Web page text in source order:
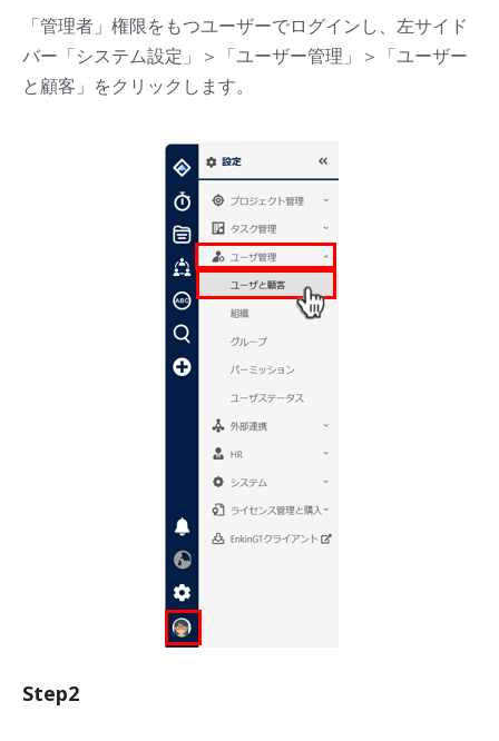
「管理者」権限をもつユーザーでログインし、左サイド
バー「システム設定」＞「ユーザー管理」＞「ユーザー
と顧客」をクリックします。
Step2